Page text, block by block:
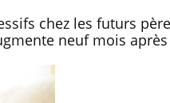
chez les futurs
neuf mois